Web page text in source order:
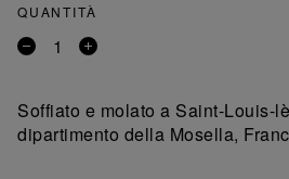
QUANTITÀ
Rimuovi
Aggiungi
Soffiato e molato a Saint-Louis-
dipartimento della Mosella,